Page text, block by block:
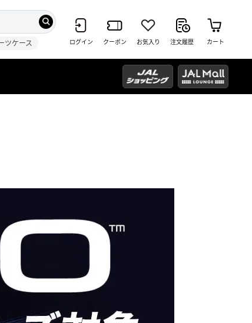
ツケース ログイン クーポン お気入り 注文履歴 カート